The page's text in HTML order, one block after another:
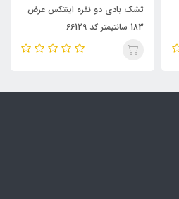
تشک بادی دو نفره اینتکس عرض
183 سانتیمتر کد 66129